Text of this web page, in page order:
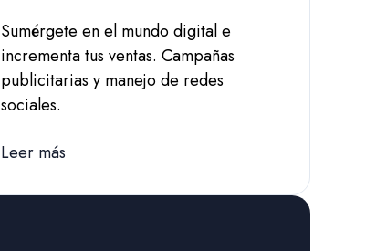
Sumérgete en el mundo digital e
incrementa tus ventas. Campañas
publicitarias y manejo de redes
sociales.
Leer más